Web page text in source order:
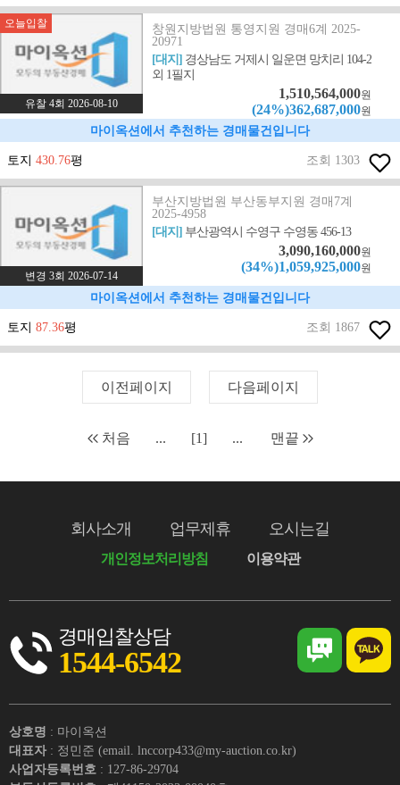
오늘입찰
유찰 4회 2026-08-10
창원지방법원 통영지원 경매6계 2025-
20971
[대지] 경상남도 거제시 일운면 망치리 104-2
외 1필지
1,510,564,000원
(24%)362,687,000원
마이옥션에서 추천하는 경매물건입니다
토지 430.76평 조회 1303
변경 3회 2026-07-14
부산지방법원 부산동부지원 경매7계
2025-4958
[대지] 부산광역시 수영구 수영동 456-13
3,090,160,000원
(34%)1,059,925,000원
마이옥션에서 추천하는 경매물건입니다
토지 87.36평 조회 1867
이전페이지 다음페이지
처음 ... [1] ... 맨끝
회사소개 업무제휴 오시는길
개인정보처리방침 이용약관
경매입찰상담
1544-6542
상호명 : 마이옥션
대표자 : 정민준 (email. lnccorp433@my-auction.co.kr)
사업자등록번호 : 127-86-29704